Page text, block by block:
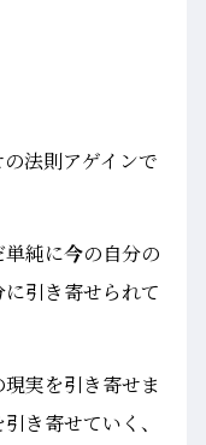
法則アゲインで
単純に今の自分の
引き寄せられて
実を引き寄せま
き寄せていく、